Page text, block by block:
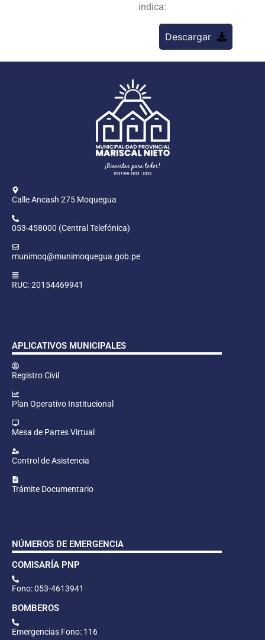
indica:
Descargar
Calle Ancash 275 Moquegua
053-458000 (Central Telefónica)
munimoq@munimoquegua.gob.pe
RUC: 20154469941
APLICATIVOS MUNICIPALES
Registro Civil
Plan Operativo Institucional
Mesa de Partes Virtual
Control de Asistencia
Trámite Documentario
NÚMEROS DE EMERGENCIA
COMISARÍA PNP
Fono: 053-4613941
BOMBEROS
Emergencias Fono: 116